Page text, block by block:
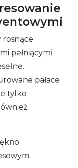
pełniącymi
pałace
tylko